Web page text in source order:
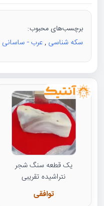
برچسب‌های محبوب:
سکه شناسی , عرب - ساسانی
یک قطعه سنگ شجر
نتراشیده تقریبی
توافقی